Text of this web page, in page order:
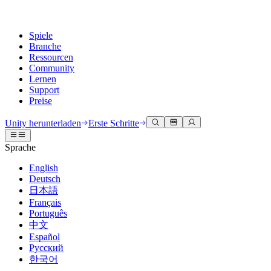
Spiele
Branche
Ressourcen
Community
Lernen
Support
Preise
Unity Engine
Erstellen Sie 2D- und 3D-Spiele für jede Plattform
Zusammenarbeit
Schnell mit Ihrem Team zusammenarbeiten und iterieren
Unity herunterladen
Abonnements und Preise
Bereitstellen
Multiplattform
3D-Zusammenarbeit
Erstellen und überprüfen Sie 3D-Projekte in Echtzeit
Immersive Schulung
In immersiven Umgebungen trainieren
Kundenerlebnisse
Interaktive 3D-Erlebnisse erstellen
Branchen
Fertigung
Dokumentation
Entwicklertools
Versionsfreigaben und Fehlerverfolgung
Roadmap
Bevorstehende Funktionen überprüfen
Glossar
Diskussionen
Veranstaltungen
Globale und lokale Veranstaltungen
Gemeinschaftsgeschichten
Made with Unity
Präsentation von Unity-Schöpfern
Unity Learn
Meistern Sie Unity-Fähigkeiten kostenlos
Professionelles Training
Verbessern Sie Ihr Team mit Unity-Trainern
Neu bei Unity
Erste Schritte
Beginnen Sie noch heute mit dem Lernen
Unity Essential Pathways
Hilfe erhalten
Wir helfen Ihnen, mit Unity erfolgreich zu sein
Erfolgspläne
Erreichen Sie Ihre Ziele schneller mit Expertenunterstützung
FAQ
Antworten auf häufige Fragen
Kontakt aufnehmen
Verbinden Sie sich mit unserem Team
Unity herunterladen Erste Schritte
Sprache
English
Deutsch
日本語
Français
Português
中文
Español
Русский
한국어